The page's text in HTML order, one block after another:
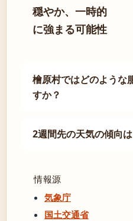
穏やか、一時的
に強まる可能性
檜原村ではどのような
すか？
2週間先の天気の傾向
情報源
気象庁
国土交通省